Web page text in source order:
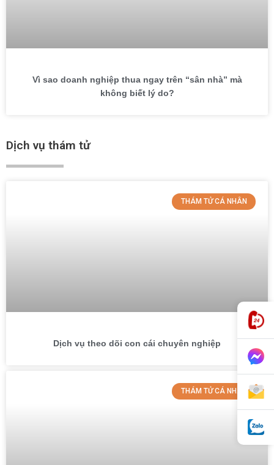
Vì sao doanh nghiệp thua ngay trên “sân nhà” mà
không biết lý do?
Dịch vụ thám tử
THÁM TỬ CÁ NHÂN
Dịch vụ theo dõi con cái chuyên nghiệp
THÁM TỬ CÁ NHÂN